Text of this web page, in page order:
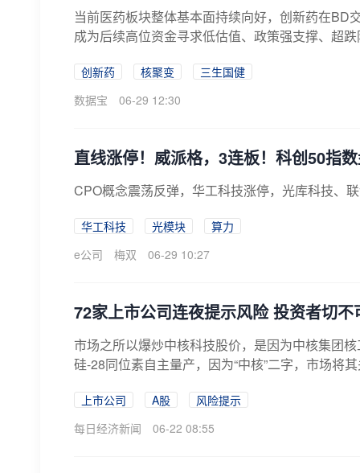
当前医药板块整体基本面持续向好，创新药在BD
成为后续高位资金寻求低估值、政策强支撑、超
创新药 核聚变
三生国健
数据宝
06-29 12:30
直线涨停！威派格，3连板！科创50指
CPO概念震荡反弹，华工科技涨停，光库科技、
华工科技 光模块
算力
e公司
梅双 06-29 10:27
72家上市公司连夜提示风险 投资者切不
市场之所以爆炒中核科技股价，是因为中核集团
硅-28同位素自主量产，因为“中核”二字，市场将
上市公司 A股
风险提示
每日经济新闻
06-22 08:55